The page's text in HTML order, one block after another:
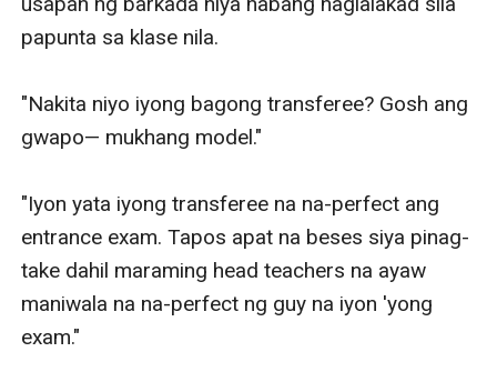
papunta sa klase nila.
"Nakita niyo iyong bagong transferee? Gosh ang
gwapo— mukhang model."
"Iyon yata iyong transferee na na-perfect ang
entrance exam. Tapos apat na beses siya pinag-
take dahil maraming head teachers na ayaw
maniwala na na-perfect ng guy na iyon 'yong
exam."